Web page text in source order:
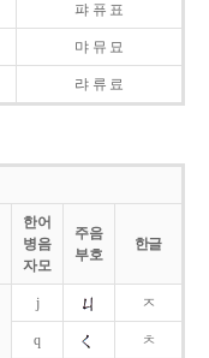
퍄 퓨 표
먀 뮤 묘
랴 류 료
한어
병음
자모
주음
부호
한글
j ㅈ
q ㅊ